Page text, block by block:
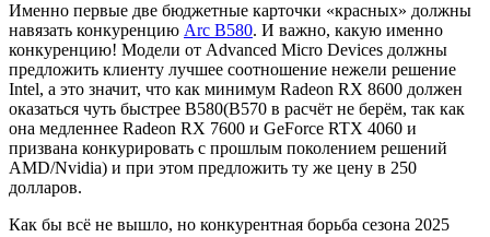
Именно первые две бюджетные карточки «красных» должны
навязать конкуренцию Arc B580. И важно, какую именно
конкуренцию! Модели от Advanced Micro Devices должны
предложить клиенту лучшее соотношение нежели решение
Intel, а это значит, что как минимум Radeon RX 8600 должен
оказаться чуть быстрее B580(B570 в расчёт не берём, так как
она медленнее Radeon RX 7600 и GeForce RTX 4060 и
призвана конкурировать с прошлым поколением решений
AMD/Nvidia) и при этом предложить ту же цену в 250
долларов.
Как бы всё не вышло, но конкурентная борьба сезона 2025